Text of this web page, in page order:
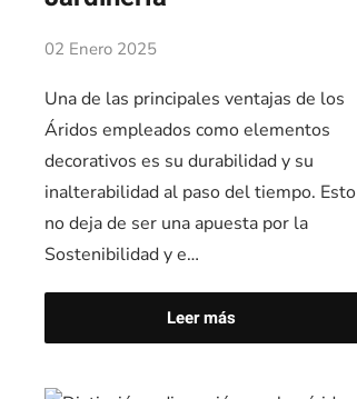
02 Enero 2025
Una de las principales ventajas de los
Áridos empleados como elementos
decorativos es su durabilidad y su
inalterabilidad al paso del tiempo. Esto
no deja de ser una apuesta por la
Sostenibilidad y e…
Leer más